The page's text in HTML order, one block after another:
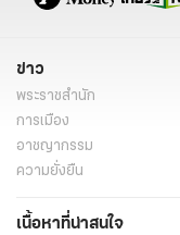
ข่าว
พระราชสำนัก
การเมือง
อาชญากรรม
ความยั่งยืน
เนื้อหาที่น่าสนใจ